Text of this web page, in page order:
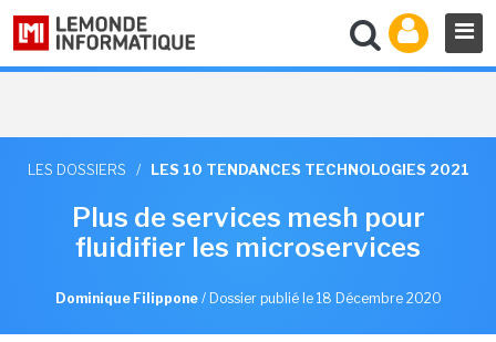
LES DOSSIERS / LES 10 TENDANCES TECHNOLOGIES 2021
Plus de services mesh pour
fluidifier les microservices
Dominique Filippone/ Dossier publié le 18 Décembre 2020